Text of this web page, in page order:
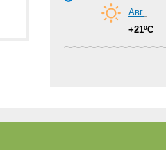
Авг..
+21ºC